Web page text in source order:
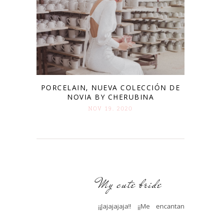
PORCELAIN, NUEVA COLECCIÓN DE
NOVIA BY CHERUBINA
NOV 19. 2020
My cute bride
¡¡Jajajajaja!! ¡¡Me encantan